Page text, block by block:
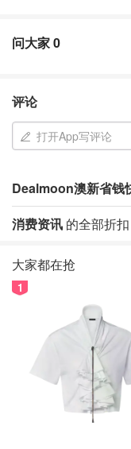
问大家0
评论
打开App写评论
Dealmoon澳新省钱
消费资讯 的全部折扣
大家都在抢
1